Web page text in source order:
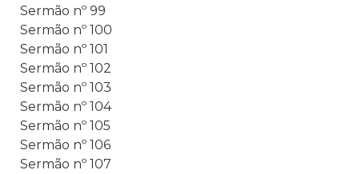
Sermão nº 99
Sermão nº 100
Sermão nº 101
Sermão nº 102
Sermão nº 103
Sermão nº 104
Sermão nº 105
Sermão nº 106
Sermão nº 107